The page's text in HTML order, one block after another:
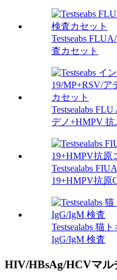
Testseabs
査カセット
Testsealabs
デノ+HMPV 抗
Testsealabs
19+HMPV抗原
Testsealabs 猫
IgG/IgM 検査
HIV/HBsAg/HCVマル